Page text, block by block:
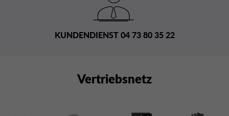
KUNDENDIENST 04 73 80 35 22
Vertriebsnetz